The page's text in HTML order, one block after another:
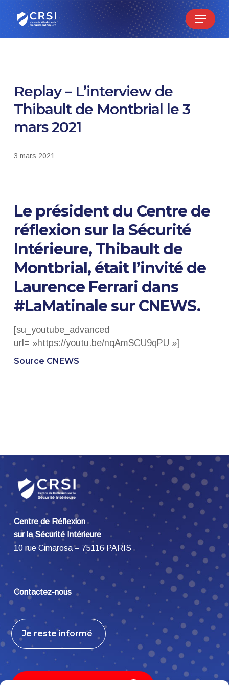
Skip
to
main
Menu
Replay – L’interview de
Thibault de Montbrial le 3
mars 2021
3 mars 2021
Le président du Centre de
réflexion sur la Sécurité
Intérieure, Thibault de
Montbrial, était l’invité de
Laurence Ferrari dans
#LaMatinale sur CNEWS.
[su_youtube_advanced
url= »https://youtu.be/nqAmSCU9qPU »]
Source CNEWS
Centre de Réflexion
sur la Sécurité Intérieure
10 rue Cimarosa – 75116 PARIS
Contactez-nous
Je reste informé